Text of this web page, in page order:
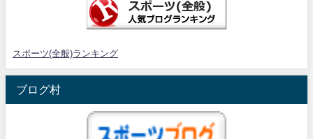
スポーツ(全般)ランキング
ブログ村